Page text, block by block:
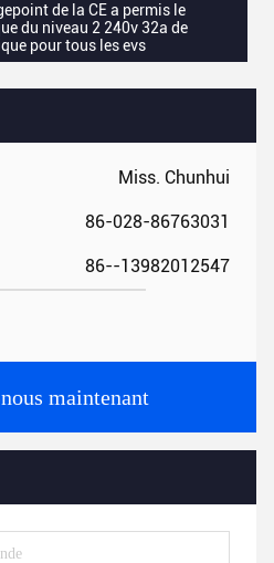
Miss. Chunhui
86-028-86763031
86--13982012547
maintenant
de la CE a permis le
du niveau 2 240v 32a de
pour tous les evs